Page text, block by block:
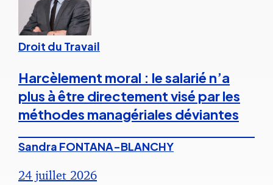
Droit du Travail
Harcèlement moral : le salarié n’a
plus à être directement visé par les
méthodes managériales déviantes
Sandra FONTANA-BLANCHY
24 juillet 2026